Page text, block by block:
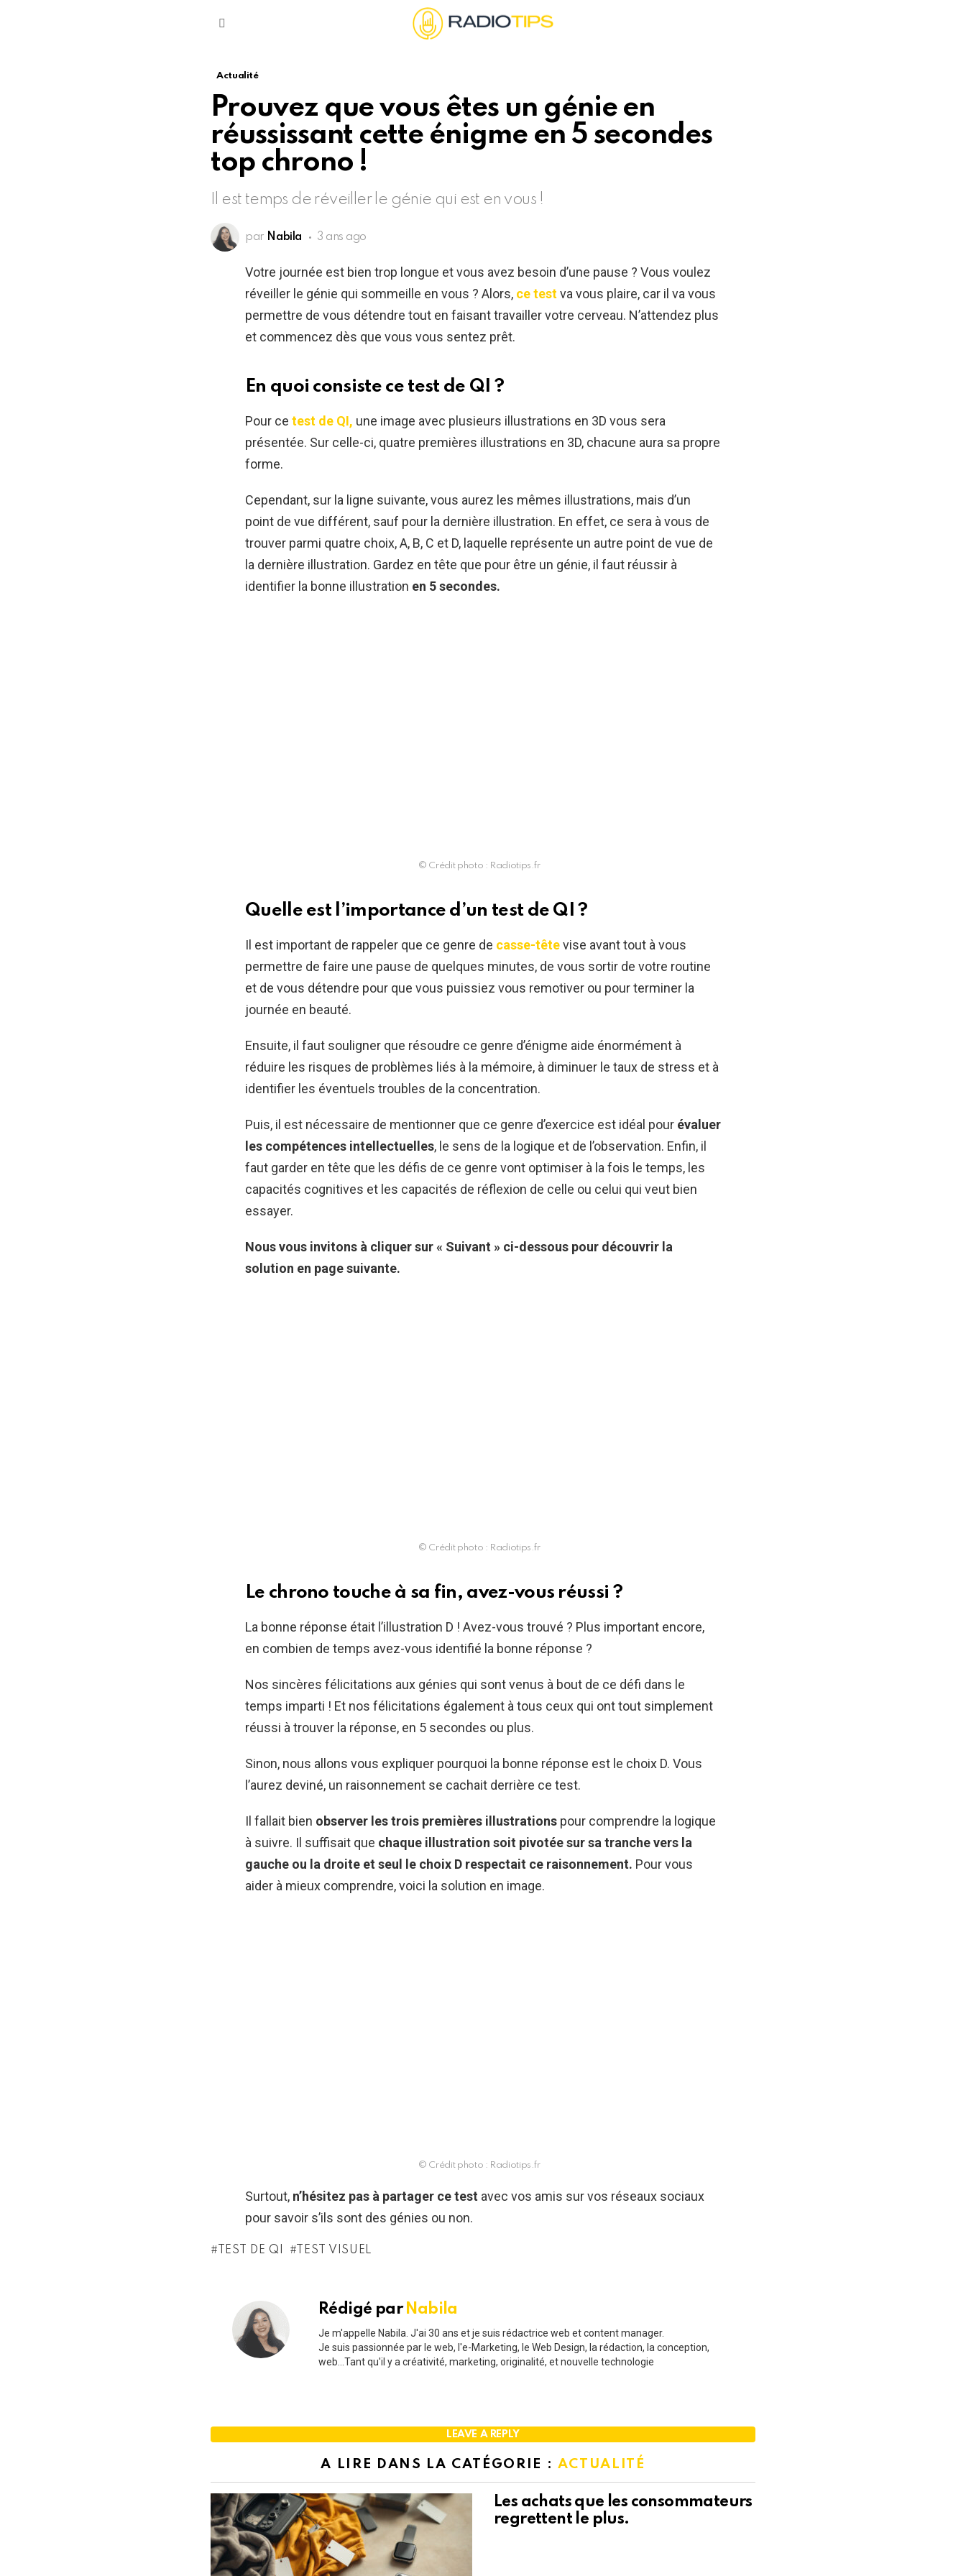
Actualité
Prouvez que vous êtes un génie en
réussissant cette énigme en 5 secondes
top chrono !
Il est temps de réveiller le génie qui est en vous !
par Nabila 3 ans ago
Votre journée est bien trop longue et vous avez besoin d’une pause ? Vous voulez
réveiller le génie qui sommeille en vous ? Alors, ce testva vous plaire, car il va vous
permettre de vous détendre tout en faisant travailler votre cerveau. N’attendez plus
et commencez dès que vous vous sentez prêt.
En quoi consiste ce test de QI ?
Pour ce test de QI, une image avec plusieurs illustrations en 3D vous sera
présentée. Sur celle-ci, quatre premières illustrations en 3D, chacune aura sa propre
forme.
Cependant, sur la ligne suivante, vous aurez les mêmes illustrations, mais d’un
point de vue différent, sauf pour la dernière illustration. En effet, ce sera à vous de
trouver parmi quatre choix, A, B, C et D, laquelle représente un autre point de vue de
la dernière illustration. Gardez en tête que pour être un génie, il faut réussir à
identifier la bonne illustration en 5 secondes.
© Crédit photo : Radiotips.fr
Quelle est l’importance d’un test de QI ?
Il est important de rappeler que ce genre de casse-têtevise avant tout à vous
permettre de faire une pause de quelques minutes, de vous sortir de votre routine
et de vous détendre pour que vous puissiez vous remotiver ou pour terminer la
journée en beauté.
Ensuite, il faut souligner que résoudre ce genre d’énigme aide énormément à
réduire les risques de problèmes liés à la mémoire, à diminuer le taux de stress et à
identifier les éventuels troubles de la concentration.
Puis, il est nécessaire de mentionner que ce genre d’exercice est idéal pour évaluer
les compétences intellectuelles, le sens de la logique et de l’observation. Enfin, il
faut garder en tête que les défis de ce genre vont optimiser à la fois le temps, les
capacités cognitives et les capacités de réflexion de celle ou celui qui veut bien
essayer.
Nous vous invitons à cliquer sur « Suivant » ci-dessous pour découvrir la
solution en page suivante.
© Crédit photo : Radiotips.fr
Le chrono touche à sa fin, avez-vous réussi ?
La bonne réponse était l’illustration D ! Avez-vous trouvé ? Plus important encore,
en combien de temps avez-vous identifié la bonne réponse ?
Nos sincères félicitations aux génies qui sont venus à bout de ce défi dans le
temps imparti ! Et nos félicitations également à tous ceux qui ont tout simplement
réussi à trouver la réponse, en 5 secondes ou plus.
Sinon, nous allons vous expliquer pourquoi la bonne réponse est le choix D. Vous
l’aurez deviné, un raisonnement se cachait derrière ce test.
Il fallait bien observer les trois premières illustrations pour comprendre la logique
à suivre. Il suffisait que chaque illustration soit pivotée sur sa tranche vers la
gauche ou la droite et seul le choix D respectait ce raisonnement. Pour vous
aider à mieux comprendre, voici la solution en image.
© Crédit photo : Radiotips.fr
Surtout, n’hésitez pas à partager ce test avec vos amis sur vos réseaux sociaux
pour savoir s’ils sont des génies ou non.
TEST DE QI TEST VISUEL
Rédigé par Nabila
Je m'appelle Nabila. J'ai 30 ans et je suis rédactrice web et content manager.
Je suis passionnée par le web, l'e-Marketing, le Web Design, la rédaction, la conception,
web...Tant qu'il y a créativité, marketing, originalité, et nouvelle technologie
LEAVE A REPLY
A LIRE DANS LA CATÉGORIE : ACTUALITÉ
Les achats que les consommateurs
regrettent le plus.